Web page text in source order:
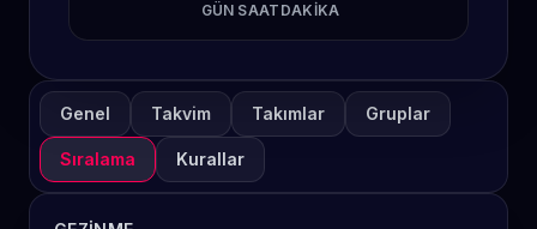
GÜN SAAT DAKIKA
Genel Takvim Takımlar Gruplar
Sıralama Kurallar